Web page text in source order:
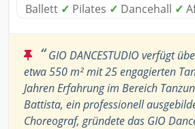
Ballett ✓ Pilates ✓ Dancehall ✓
“GIO DANCESTUDIO verfügt
etwa 550 m² mit 25 engagierten
Jahren Erfahrung im Bereich
Battista, ein professionell
Choreograf, gründete das GIO